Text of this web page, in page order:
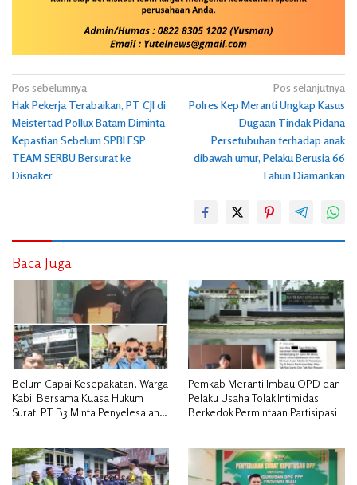
Navigasi
pos
Pos sebelumnya
Hak Pekerja Terabaikan, PT CJI di
Meistertad Pollux Batam Diminta
Kepastian Sebelum SPBI FSP
TEAM SERBU Bersurat ke
Disnaker
Pos selanjutnya
Polres Kep Meranti Ungkap Kasus
Dugaan Tindak Pidana
Persetubuhan terhadap anak
dibawah umur, Pelaku Berusia 66
Tahun Diamankan
Baca Juga
Belum Capai Kesepakatan, Warga
Kabil Bersama Kuasa Hukum
Surati PT B3 Minta Penyelesaian
Pemkab Meranti Imbau OPD dan
Pelaku Usaha Tolak Intimidasi
Berkedok Permintaan Partisipasi